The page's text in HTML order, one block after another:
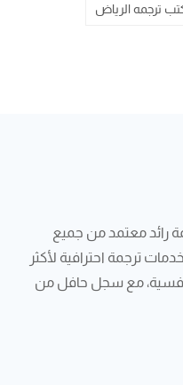
ترجمه الرياض
رائد معتمد من جميع
ترجمة احترافية لأكثر
تنافسية، مع سجل حافل من